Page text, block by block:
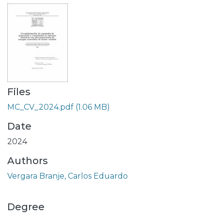
Files
MC_CV_2024.pdf (1.06 MB)
Date
2024
Authors
Vergara Branje, Carlos Eduardo
Degree